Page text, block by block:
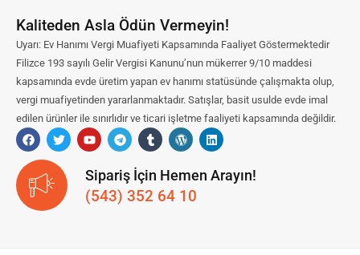
Kaliteden Asla Ödün Vermeyin!
Uyarı: Ev Hanımı Vergi Muafiyeti Kapsamında Faaliyet Göstermektedir
Filizce 193 sayılı Gelir Vergisi Kanunu’nun mükerrer 9/10 maddesi
kapsamında evde üretim yapan ev hanımı statüsünde çalışmakta olup,
vergi muafiyetinden yararlanmaktadır. Satışlar, basit usulde evde imal
edilen ürünler ile sınırlıdır ve ticari işletme faaliyeti kapsamında değildir.
Sipariş İçin Hemen Arayın!
(543) 352 64 10